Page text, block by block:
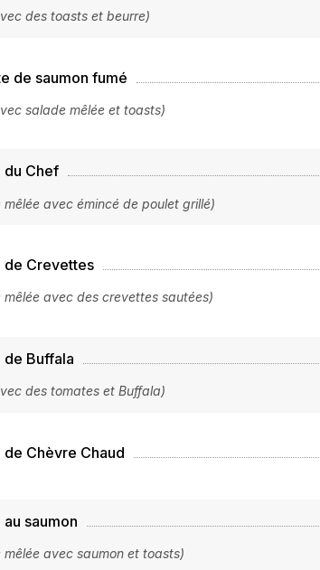
des toasts et beurre)
de saumon fumé
salade mêlée et toasts)
du Chef
mêlée avec émincé de poulet grillé)
de Crevettes
mêlée avec des crevettes sautées)
de Buffala
des tomates et Buffala)
de Chèvre Chaud
saumon
mêlée avec saumon et toasts)